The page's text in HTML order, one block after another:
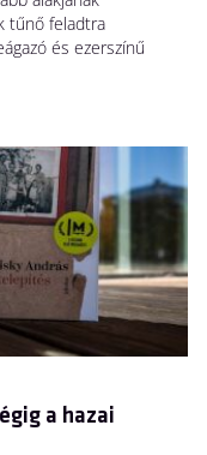
tűnő feladtra
és ezerszínű
a hazai